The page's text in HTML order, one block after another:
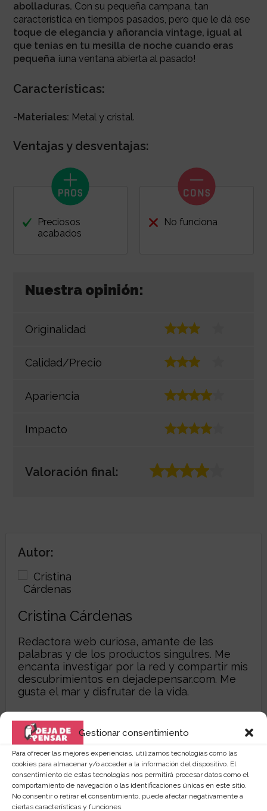
Gestionar consentimiento
Para ofrecer las mejores experiencias, utilizamos tecnologías como las
cookies para almacenar y/o acceder a la información del dispositivo. El
consentimiento de estas tecnologías nos permitirá procesar datos como el
comportamiento de navegación o las identificaciones únicas en este sitio.
No consentir o retirar el consentimiento, puede afectar negativamente a
ciertas características y funciones.
abolladuras. Con su pequeña campana, tan
característica en tiempos pasados, pero que le dá ese
toque de elegancia y añorancia vintage, igual al
que tenias en tu mesilla de noche cuando eras
pequeña ¡una ventana abierta al pasado!
Características:
-Materiales: Metal y cristal.
Ventajas y desventajas:
Preciosos
acabados
No funciona
Nuestra opinión:
Originalidad
Calidad/Precio
Apariencia
Impacto
Valoración final:
Autor:
Cristina Cárdenas
Redactora web curiosa, amante de las
palabras y de los productos singulres. Me
encanta investigar por la red y compartir mis
descubrimientos en dejadepensar.com. Me
gusta el mar y disfrutar de la vida.